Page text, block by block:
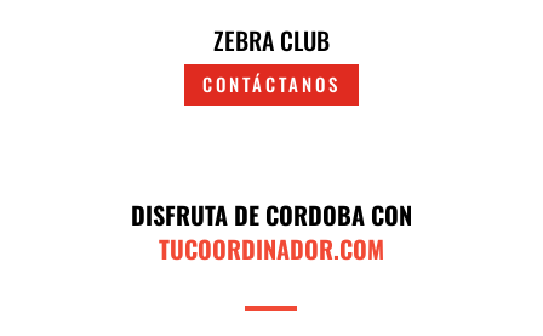
ZEBRA CLUB
CONTÁCTANOS
DISFRUTA DE CORDOBA CON
TUCOORDINADOR.COM